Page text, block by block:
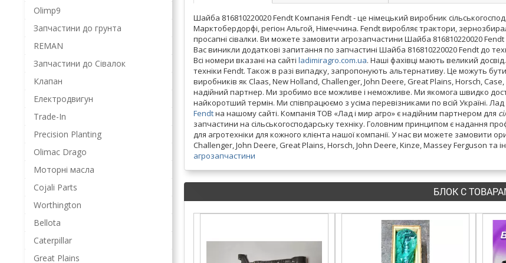
Шайба 816810220020 Fendt Компанія Fendt - це німецький виробник
Марктобердорфі, регіон Альгой, Німеччина. Fendt виробляє трактори,
просапні сівалки. Ви можете замовити агрозапчастини Шайба 816810220020
Вас виникли додаткові запитання по запчастині Шайба 816810220020 Fendt до
Всі номери вказані на сайті ladimiragro.com.ua. Наші фахівці мають великий
техніки Fendt. Також в разі випадку, запропонують альтернативу. Це можуть бути
виробників як Claas, New Holland, Challenger, John Deere, Great Plains, Horsch,
надійний партнер. Ми зробимо все можливе і неможливе. Ми якомога швидко
найкоротший термін. Ми співпрацюємо з усіма перевізниками по всій Україні.
Fendtна нашому сайті. Компанія ТОВ «Лад і мир агро» є надійним партнером для
запчастини на сільськогосподарську техніку. Головним принципом є надання
для агротехніки для кожного клієнта нашої компанії. У нас ви можете замовити
Challenger, John Deere, Great Plains, Horsch, John Deere, Kinze, Massey Ferguson
агрозапчастини
БЛОК С
Olimp9
Запчастини до грунта
REMAN
Запчастини до Сівалок
Клапан
Електродвигун
Trade-In
Precision Planting
Olimac Drago
Моторні масла
Cojali Parts
Worthington
Bellota
Caterpillar
Great Plains